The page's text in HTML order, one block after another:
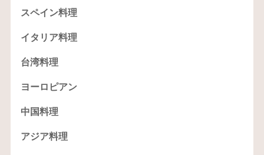
スペイン料理
イタリア料理
台湾料理
ヨーロピアン
中国料理
アジア料理